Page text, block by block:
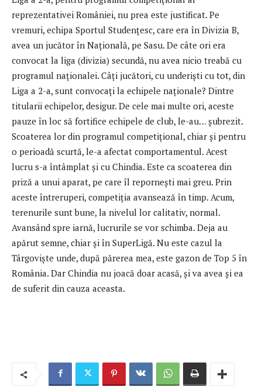
reprezentativei României, nu prea este justificat. Pe
vremuri, echipa Sportul Studențesc, care era în Divizia B,
avea un jucător în Națională, pe Sasu. De câte ori era
convocat la liga (divizia) secundă, nu avea nicio treabă cu
programul naționalei. Câți jucători, cu underiști cu tot, din
Liga a 2-a, sunt convocați la echipele naționale? Dintre
titularii echipelor, desigur. De cele mai multe ori, aceste
pauze în loc să fortifice echipele de club, le-au… șubrezit.
Scoaterea lor din programul competițional, chiar și pentru
o perioadă scurtă, le-a afectat comportamentul. Acest
lucru s-a întâmplat și cu Chindia. Este ca scoaterea din
priză a unui aparat, pe care îl repornești mai greu. Prin
aceste întreruperi, competiția avansează în timp. Acum,
terenurile sunt bune, la nivelul lor calitativ, normal.
Avansând spre iarnă, lucrurile se vor schimba. Deja au
apărut semne, chiar și în SuperLigă. Nu este cazul la
Târgoviște unde, după părerea mea, este gazon de Top 5 în
România. Dar Chindia nu joacă doar acasă, și va avea și ea
de suferit din cauza aceasta.